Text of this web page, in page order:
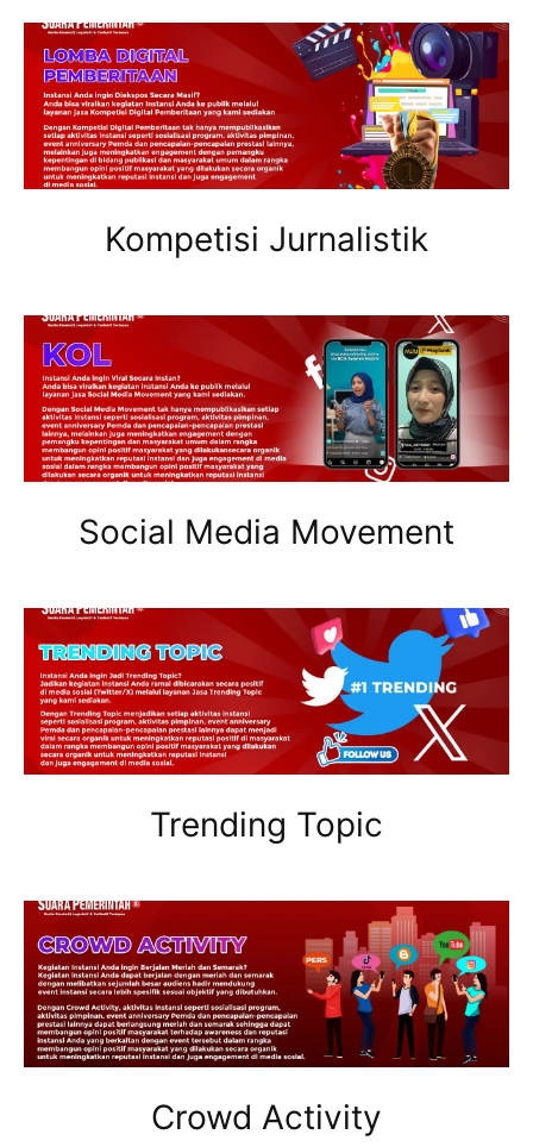
Kompetisi Jurnalistik
Social Media Movement
Trending Topic
Crowd Activity